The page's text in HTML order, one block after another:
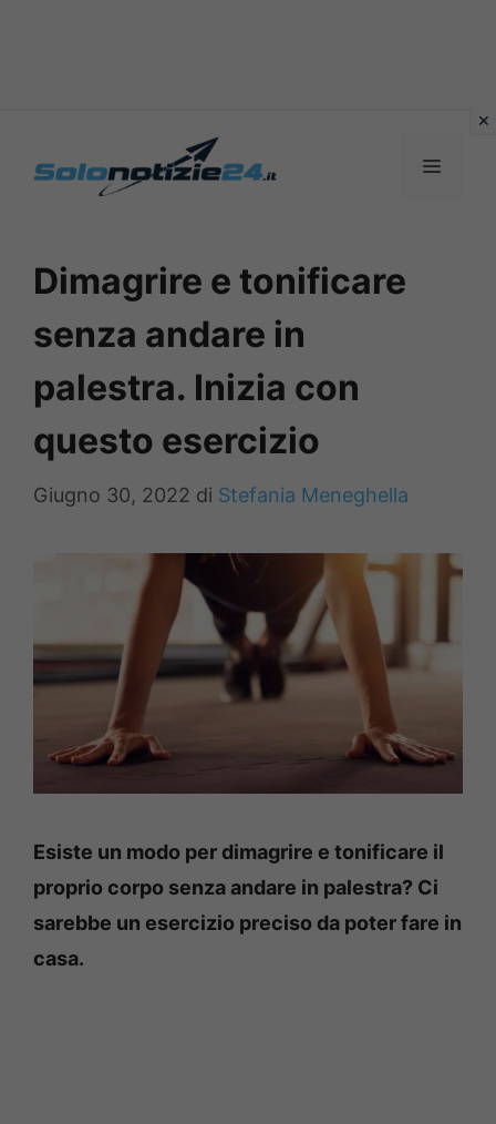
MENU
Dimagrire e tonificare
senza andare in
palestra. Inizia con
questo esercizio
Giugno 30, 2022 di Stefania Meneghella
Esiste un modo per dimagrire e tonificare il
proprio corpo senza andare in palestra? Ci
sarebbe un esercizio preciso da poter fare in
casa.